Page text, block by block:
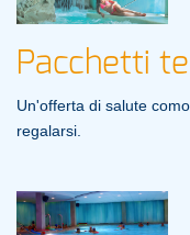
Pacchetti
Un'offerta di salute
regalarsi.